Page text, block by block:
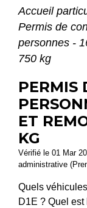
Accueil
Permis de
personnes -
750 kg
PERMIS
ET
KG
Vérifié le 01 Mar
administrative
Quels
D1E ? Quel